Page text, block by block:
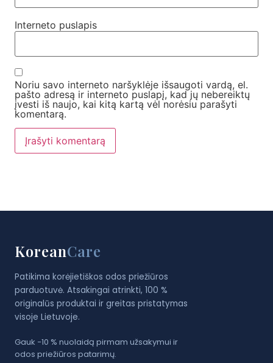
Interneto puslapis
Noriu savo interneto naršyklėje išsaugoti vardą, el.
pašto adresą ir interneto puslapį, kad jų nebereiktų
įvesti iš naujo, kai kitą kartą vėl norėsiu parašyti
komentarą.
KoreanCare
Patikima korėjietiškos odos priežiūros
parduotuvė. Atsakingai atrinkti, 100 %
originalūs produktai ir greitas pristatymas
visoje Lietuvoje.
Gauk −10 % nuolaidą pirmam užsakymui ir
odos priežiūros patarimų.